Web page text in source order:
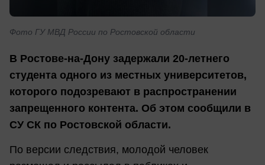
Фото ГУ МВД России по Ростовской области
В Ростове-на-Дону задержали 20-летнего
студента одного из местных университетов,
которого подозревают в распространении
запрещенного контента. Об этом сообщили в
СУ СК по Ростовской области.
По версии следствия, молодой человек